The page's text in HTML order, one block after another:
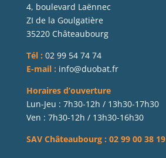
4, boulevard Laënnec
ZI de la Goulgatière
35220 Châteaubourg
Tél : 02 99 54 74 74
E-mail : info@duobat.fr
Horaires d’ouverture
Lun-Jeu : 7h30-12h / 13h30-17h30
Ven : 7h30-12h / 13h30-16h30
SAV Châteaubourg : 02 99 00 38 19